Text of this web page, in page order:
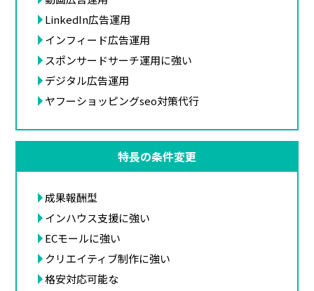
LinkedIn広告運用
インフィード広告運用
スポンサードサーチ運用に強い
デジタル広告運用
ヤフーショッピングseo対策代行
特長の条件変更
成果報酬型
インハウス支援に強い
ECモールに強い
クリエイティブ制作に強い
格安対応可能な